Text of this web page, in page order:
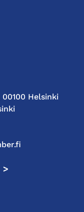
Helsinki
>